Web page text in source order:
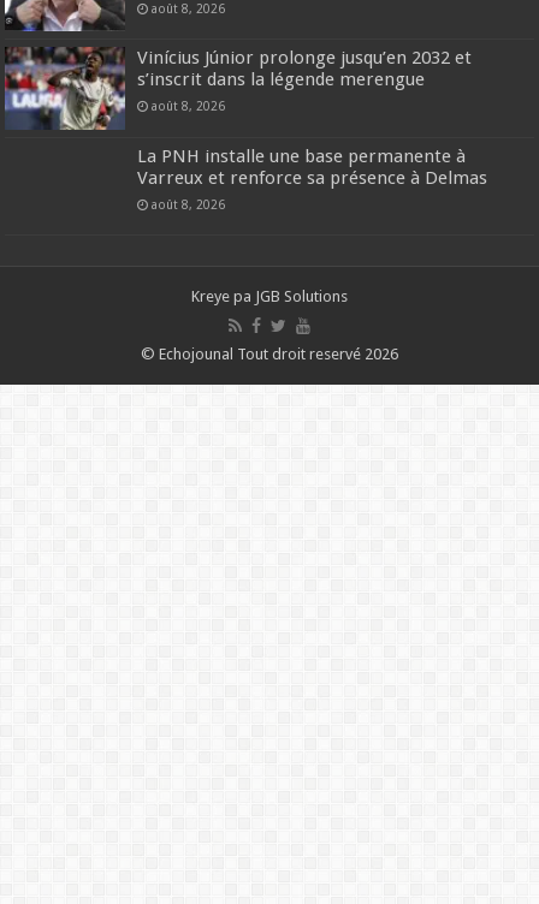
août 8, 2026
Vinícius Júnior prolonge jusqu’en 2032 et
s’inscrit dans la légende merengue
août 8, 2026
La PNH installe une base permanente à
Varreux et renforce sa présence à Delmas
août 8, 2026
Kreye pa JGB Solutions
© Echojounal Tout droit reservé 2026